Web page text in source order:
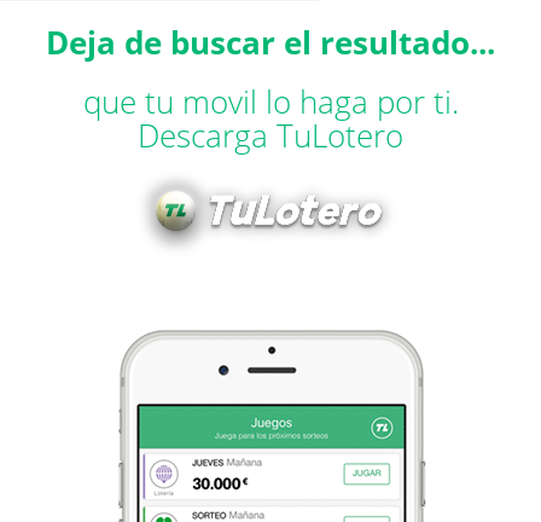
Deja de buscar el resultado...
que tu movil lo haga por ti.
Descarga TuLotero